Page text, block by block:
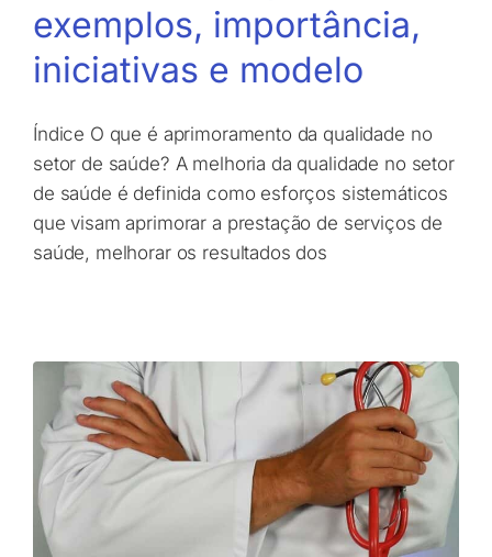
exemplos, importância,
iniciativas e modelo
Índice O que é aprimoramento da qualidade no
setor de saúde? A melhoria da qualidade no setor
de saúde é definida como esforços sistemáticos
que visam aprimorar a prestação de serviços de
saúde, melhorar os resultados dos